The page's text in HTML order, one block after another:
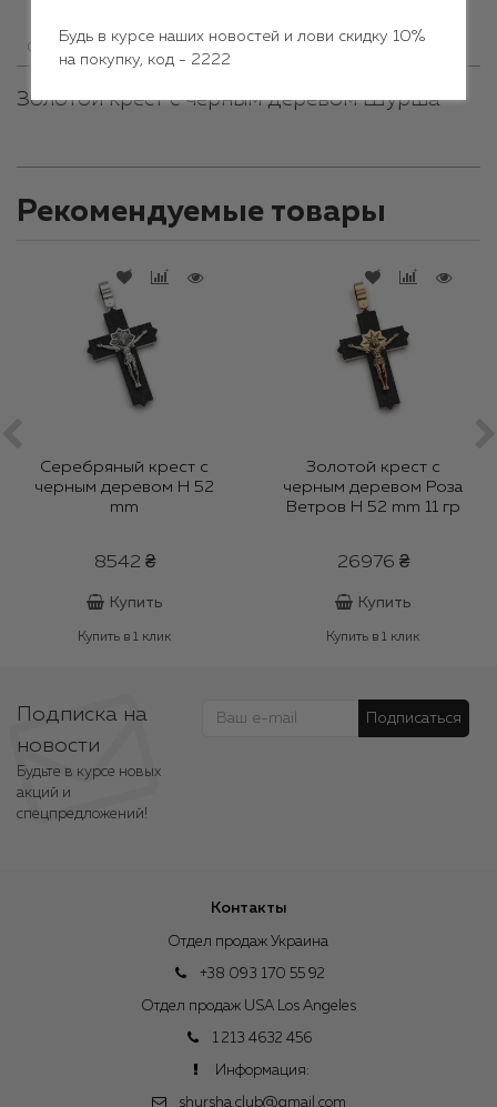
Будь в курсе наших новостей и лови скидку 10%
на покупку, код - 2222
Описание Отзывы 0 0
Золотой крест с черным деревом Шурша
Рекомендуемые товары
Серебряный крест с
черным деревом H 52
mm
8542 ₴
Купить
Купить в 1 клик
Золотой крест с
черным деревом Роза
Ветров H 52 mm 11 гр
26976 ₴
Купить
Купить в 1 клик
Подписка на
новости
Будьте в курсе новых
акций и
спецпредложений!
Подписаться
Контакты
Отдел продаж Украина
+38 093 170 55 92
Отдел продаж USA Los Angeles
1 213 4632 456
Информация:
shursha.club@gmail.com